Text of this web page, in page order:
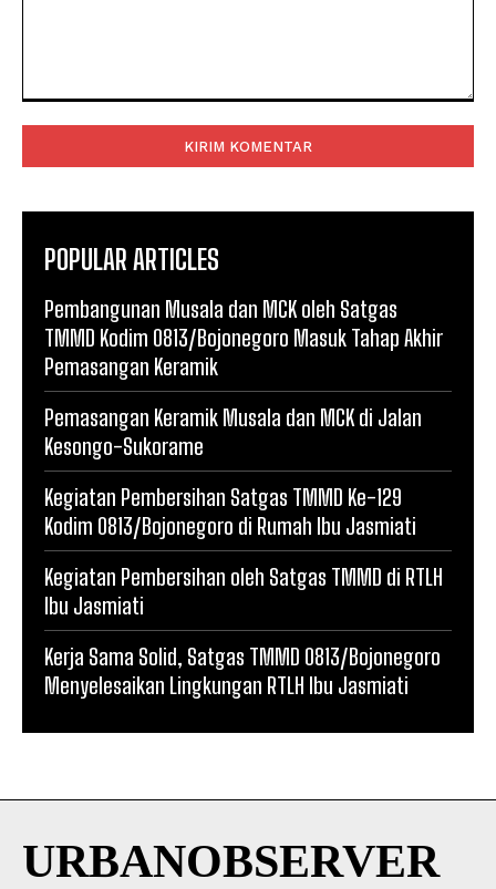
POPULAR ARTICLES
Pembangunan Musala dan MCK oleh Satgas
TMMD Kodim 0813/Bojonegoro Masuk Tahap Akhir
Pemasangan Keramik
Pemasangan Keramik Musala dan MCK di Jalan
Kesongo-Sukorame
Kegiatan Pembersihan Satgas TMMD Ke-129
Kodim 0813/Bojonegoro di Rumah Ibu Jasmiati
Kegiatan Pembersihan oleh Satgas TMMD di RTLH
Ibu Jasmiati
Kerja Sama Solid, Satgas TMMD 0813/Bojonegoro
Menyelesaikan Lingkungan RTLH Ibu Jasmiati
URBANOBSERVER